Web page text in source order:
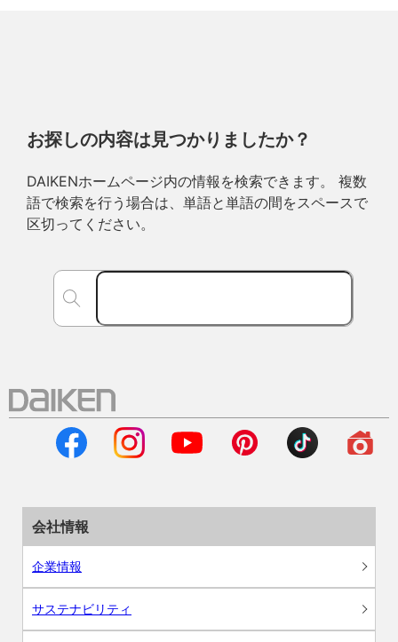
お探しの内容は見つかりましたか？
DAIKENホームページ内の情報を検索できます。 複数
語で検索を行う場合は、単語と単語の間をスペースで
区切ってください。
会社情報
企業情報
サステナビリティ